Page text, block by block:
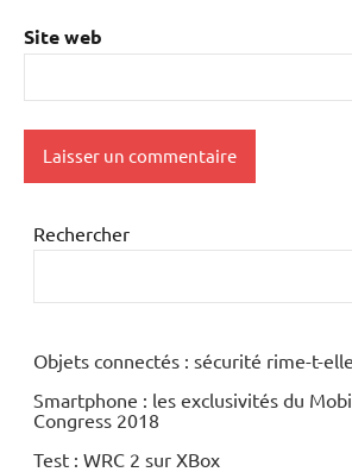
Site web
Rechercher
Objets connectés : sécurité rime-t-
Smartphone : les exclusivités du
Congress 2018
Test : WRC 2 sur XBox